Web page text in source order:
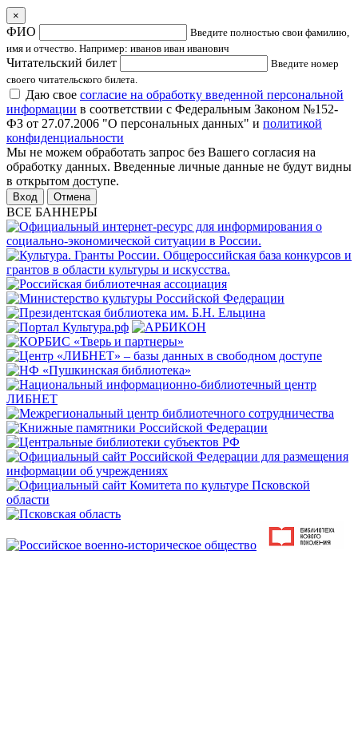
×
ФИО
Введите полностью свои фамилию,
имя и отчество. Например: иванов иван иванович
Читательский билет
Введите номер
своего читательского билета.
Даю свое согласие на обработку введенной персональной
информации в соответствии с Федеральным Законом №152-
ФЗ от 27.07.2006 "О персональных данных" и политикой
конфиденциальности
Мы не можем обработать запрос без Вашего согласия на
обработку данных. Введенные личные данные не будут видны
в открытом доступе.
Отмена
ВСЕ БАННЕРЫ